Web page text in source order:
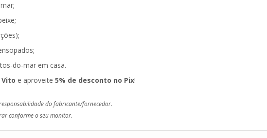
do-mar em casa.
Vito e aproveite 5% de desconto no Pix!
do fabricante/fornecedor.
conforme o seu monitor.